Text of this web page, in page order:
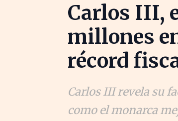
Carlos III,
millones
récord
Carlos III revela su
como el monarca